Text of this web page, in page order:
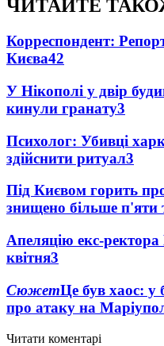
ЧИТАЙТЕ
Корреспондент:
Києва42
У Нікополі у двір
кинули гранату3
Психолог: Убивці
здійснити ритуал3
Під Києвом горить
знищено більше
Апеляцію екс-
квітня3
СюжетЦе був хаос: у
про атаку на
Читати коментарі